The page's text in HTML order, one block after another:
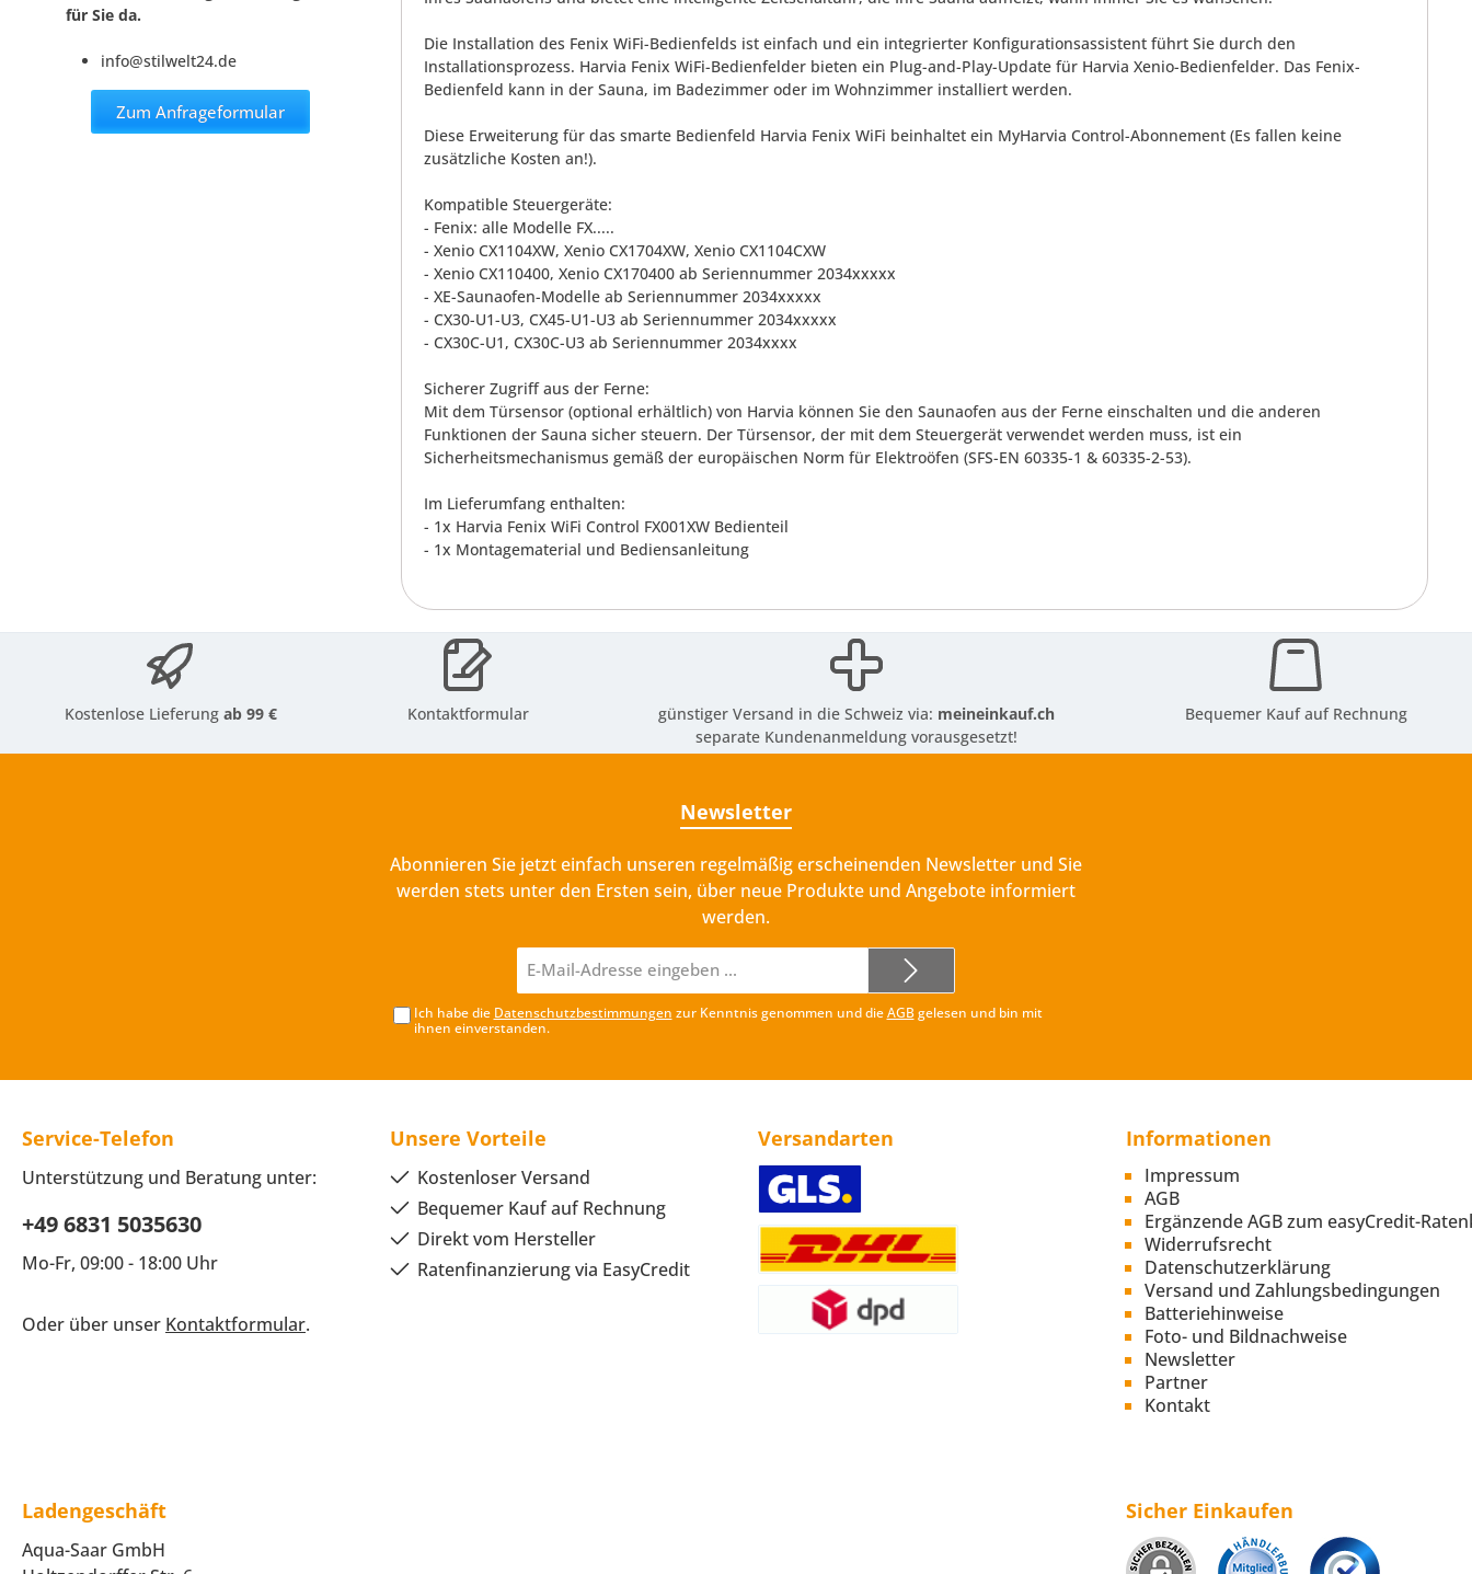
für Sie da.
info@stilwelt24.de
Zum Anfrageformular
Die Installation des Fenix WiFi-Bedienfelds ist einfach und ein integrierter Konfigurationsassistent führt Sie durch den
Installationsprozess. Harvia Fenix WiFi-Bedienfelder bieten ein Plug-and-Play-Update für Harvia Xenio-Bedienfelder. Das Fenix-
Bedienfeld kann in der Sauna, im Badezimmer oder im Wohnzimmer installiert werden.
Diese Erweiterung für das smarte Bedienfeld Harvia Fenix WiFi beinhaltet ein MyHarvia Control-Abonnement (Es fallen keine
zusätzliche Kosten an!).
Kompatible Steuergeräte:
- Fenix: alle Modelle FX.....
- Xenio CX1104XW, Xenio CX1704XW, Xenio CX1104CXW
- Xenio CX110400, Xenio CX170400 ab Seriennummer 2034xxxxx
- XE-Saunaofen-Modelle ab Seriennummer 2034xxxxx
- CX30-U1-U3, CX45-U1-U3 ab Seriennummer 2034xxxxx
- CX30C-U1, CX30C-U3 ab Seriennummer 2034xxxx
Sicherer Zugriff aus der Ferne:
Mit dem Türsensor (optional erhältlich) von Harvia können Sie den Saunaofen aus der Ferne einschalten und die anderen
Funktionen der Sauna sicher steuern. Der Türsensor, der mit dem Steuergerät verwendet werden muss, ist ein
Sicherheitsmechanismus gemäß der europäischen Norm für Elektroöfen (SFS-EN 60335-1 & 60335-2-53).
Im Lieferumfang enthalten:
- 1x Harvia Fenix WiFi Control FX001XW Bedienteil
- 1x Montagematerial und Bediensanleitung
Kostenlose Lieferungab 99 € Kontaktformular günstiger Versand in die Schweiz via: meineinkauf.ch
separate Kundenanmeldung vorausgesetzt!
Bequemer Kauf auf Rechnung
Newsletter
Abonnieren Sie jetzt einfach unseren regelmäßig erscheinenden Newsletter und Sie
werden stets unter den Ersten sein, über neue Produkte und Angebote informiert
werden.
Mail-
Adresse*
Ich habe die Datenschutzbestimmungen zur Kenntnis genommen und dieAGBgelesen und bin mit
ihnen einverstanden.
Service-Telefon
Unterstützung und Beratung unter:
+49 6831 5035630
Mo-Fr, 09:00 - 18:00 Uhr
Oder über unser Kontaktformular.
Unsere Vorteile
Kostenloser Versand
Bequemer Kauf auf Rechnung
Direkt vom Hersteller
Ratenfinanzierung via EasyCredit
Versandarten Informationen
Impressum
AGB
Ergänzende AGB zum easyCredit-
Widerrufsrecht
Datenschutzerklärung
Versand und Zahlungsbedingungen
Batteriehinweise
Foto- und Bildnachweise
Newsletter
Partner
Kontakt
Ladengeschäft
Aqua-Saar GmbH
Sicher Einkaufen